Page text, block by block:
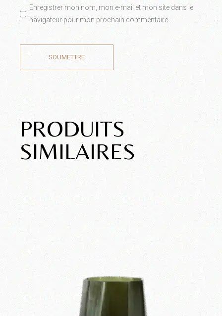
Enregistrer mon nom, mon e-mail et mon site dans le
navigateur pour mon prochain commentaire.
SOUMETTRE
PRODUITS
SIMILAIRES